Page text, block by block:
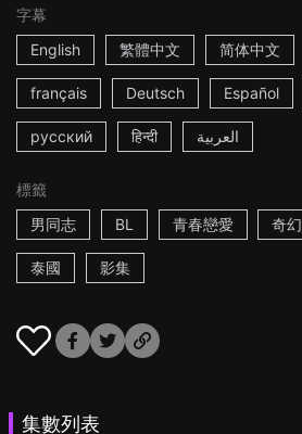
字幕
English
繁體中文 简体中文
français Deutsch Español
русский हिन्दी العربية
標籤
男同志
BL 青春戀愛 奇幻
泰國 影集
集數列表